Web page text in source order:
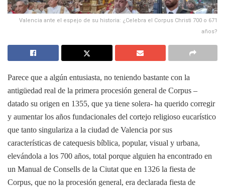
Valencia ante el espejo de su historia: ¿Celebra el Corpus Christi 700 o 671
años?
Parece que a algún entusiasta, no teniendo bastante con la
antigüedad real de la primera procesión general de Corpus –
datado su origen en 1355, que ya tiene solera- ha querido corregir
y aumentar los años fundacionales del cortejo religioso eucarístico
que tanto singulariza a la ciudad de Valencia por sus
características de catequesis bíblica, popular, visual y urbana,
elevándola a los 700 años, total porque alguien ha encontrado en
un Manual de Consells de la Ciutat que en 1326 la fiesta de
Corpus, que no la procesión general, era declarada fiesta de